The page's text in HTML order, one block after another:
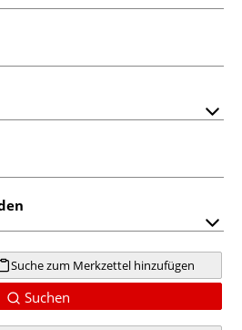
Suche zum Merkzettel hinzufügen
Suchen